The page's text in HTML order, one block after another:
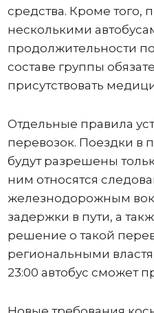
средства. Кроме того,
несколькими
продолжительности
составе группы
присутствовать
Отдельные правила
перевозок. Поездки в
будут разрешены
ним относятся
железнодорожным
задержки в пути, а
решение о такой
региональными
23:00 автобус сможет